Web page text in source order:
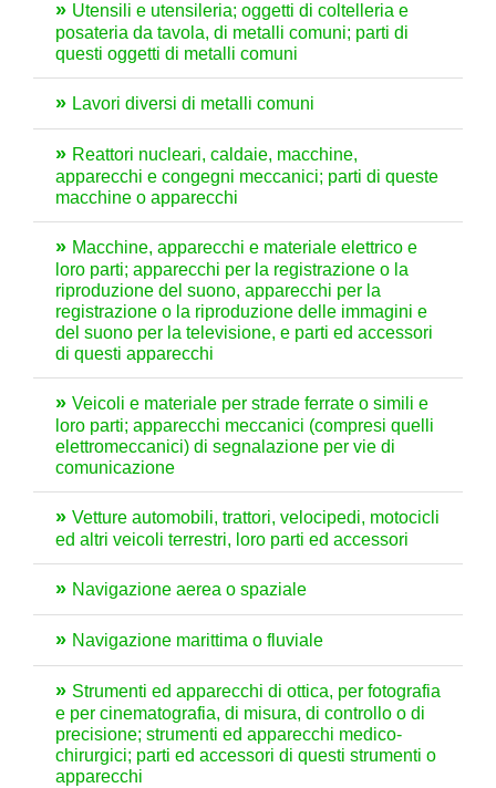
Utensili e utensileria; oggetti di coltelleria e
posateria da tavola, di metalli comuni; parti di
questi oggetti di metalli comuni
Lavori diversi di metalli comuni
Reattori nucleari, caldaie, macchine,
apparecchi e congegni meccanici; parti di queste
macchine o apparecchi
Macchine, apparecchi e materiale elettrico e
loro parti; apparecchi per la registrazione o la
riproduzione del suono, apparecchi per la
registrazione o la riproduzione delle immagini e
del suono per la televisione, e parti ed accessori
di questi apparecchi
Veicoli e materiale per strade ferrate o simili e
loro parti; apparecchi meccanici (compresi quelli
elettromeccanici) di segnalazione per vie di
comunicazione
Vetture automobili, trattori, velocipedi, motocicli
ed altri veicoli terrestri, loro parti ed accessori
Navigazione aerea o spaziale
Navigazione marittima o fluviale
Strumenti ed apparecchi di ottica, per fotografia
e per cinematografia, di misura, di controllo o di
precisione; strumenti ed apparecchi medico-
chirurgici; parti ed accessori di questi strumenti o
apparecchi